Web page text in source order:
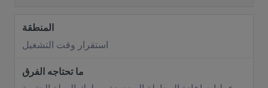
استقرار وقت التشغيل